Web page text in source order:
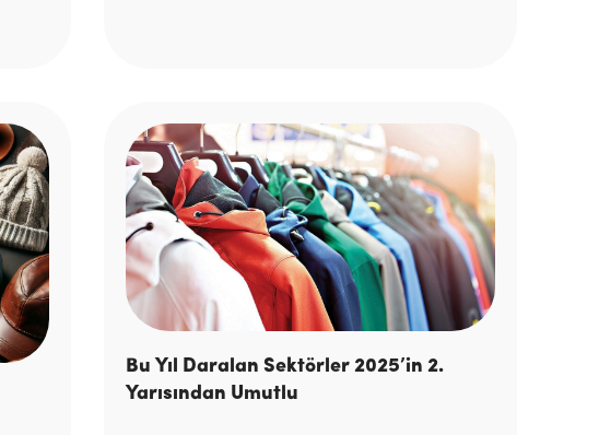
Bu Yıl Daralan Sektörler 2025’in 2.
Yarısından Umutlu